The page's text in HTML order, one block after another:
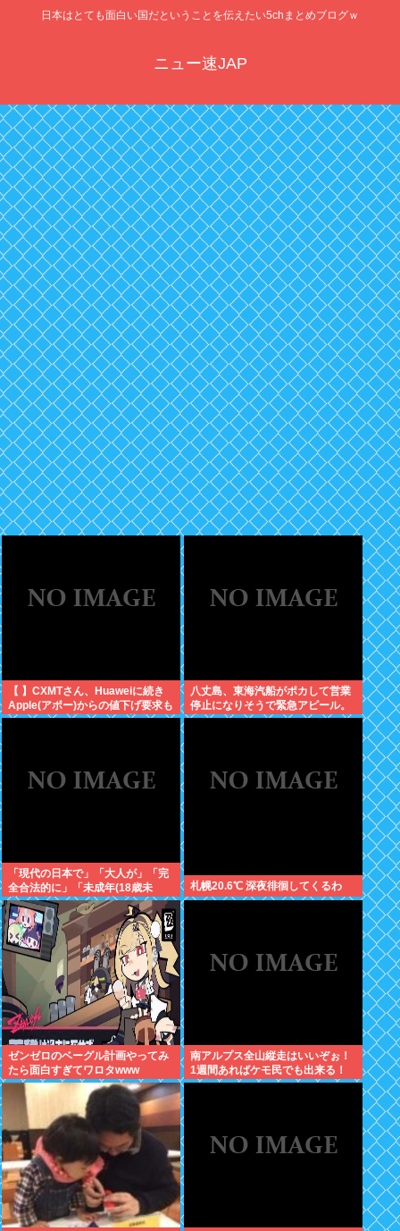
日本はとても面白い国だということを伝えたい5chまとめブログｗ
ニュー速JAP
【 】CXMTさん、Huaweiに続き
Apple(アポー)からの値下げ要求も
拒否！！！半導体バボー継続
八丈島、東海汽船がポカして営業
停止になりそうで緊急アピール。
生活物資が届かなくなるかも。ア
「現代の日本で」「大人が」「完
全合法的に」「未成年(18歳未
満)」と性行為をする方法ってある
の？
札幌20.6℃ 深夜徘徊してくるわ
ゼンゼロのベーグル計画やってみ
たら面白すぎてワロタwww
南アルプス全山縦走はいいぞぉ！
1週間あればケモ民でも出来る！
お盆休みにやってみなイカ？